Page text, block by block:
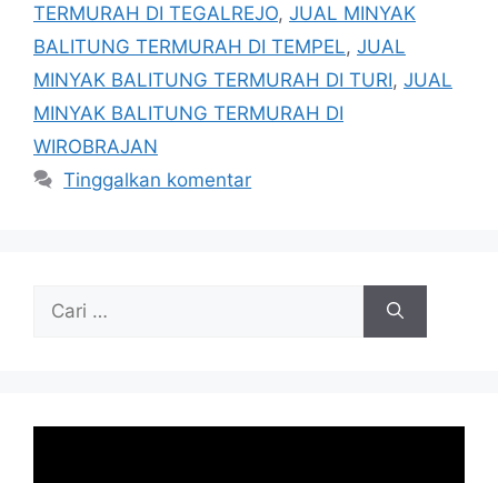
TERMURAH DI TEGALREJO, JUAL MINYAK
BALITUNG TERMURAH DI TEMPEL, JUAL
MINYAK BALITUNG TERMURAH DI TURI, JUAL
MINYAK BALITUNG TERMURAH DI
WIROBRAJAN
Tinggalkan komentar
untuk: